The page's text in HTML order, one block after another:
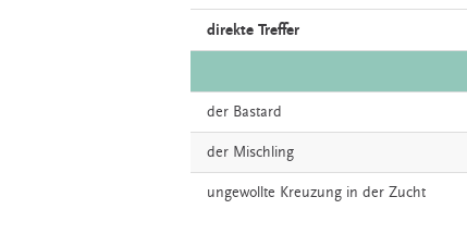
direkte Treffer
der Bastard
der Mischling
ungewollte Kreuzung in der Zucht